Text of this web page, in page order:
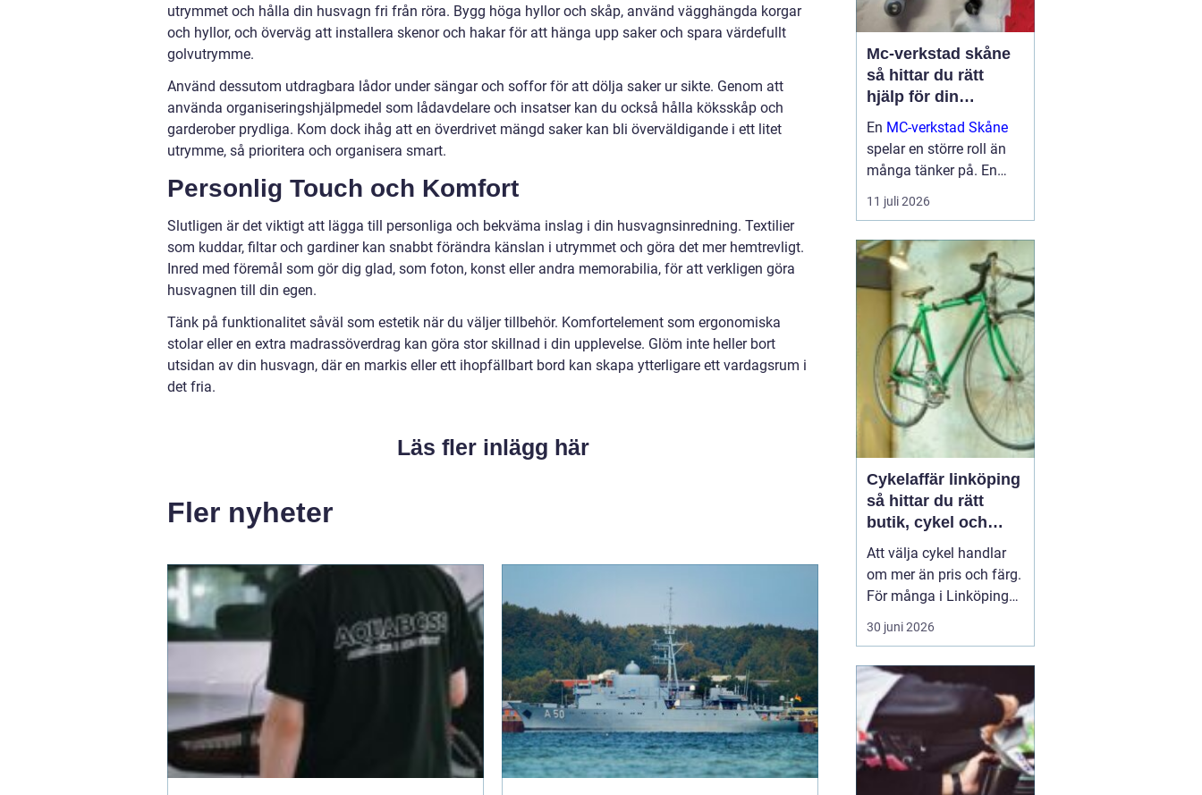
utrymmet och hålla din husvagn fri från röra. Bygg höga hyllor och skåp, använd vägghängda korgar
och hyllor, och överväg att installera skenor och hakar för att hänga upp saker och spara värdefullt
golvutrymme.
Använd dessutom utdragbara lådor under sängar och soffor för att dölja saker ur sikte. Genom att
använda organiseringshjälpmedel som lådavdelare och insatser kan du också hålla köksskåp och
garderober prydliga. Kom dock ihåg att en överdrivet mängd saker kan bli överväldigande i ett litet
utrymme, så prioritera och organisera smart.
Personlig Touch och Komfort
Slutligen är det viktigt att lägga till personliga och bekväma inslag i din husvagnsinredning. Textilier
som kuddar, filtar och gardiner kan snabbt förändra känslan i utrymmet och göra det mer hemtrevligt.
Inred med föremål som gör dig glad, som foton, konst eller andra memorabilia, för att verkligen göra
husvagnen till din egen.
Tänk på funktionalitet såväl som estetik när du väljer tillbehör. Komfortelement som ergonomiska
stolar eller en extra madrassöverdrag kan göra stor skillnad i din upplevelse. Glöm inte heller bort
utsidan av din husvagn, där en markis eller ett ihopfällbart bord kan skapa ytterligare ett vardagsrum i
det fria.
Läs fler inlägg här
Fler nyheter
Mc-verkstad skåne
så hittar du rätt
hjälp för din
motorcykel
En MC-verkstad Skåne
spelar en större roll än
många tänker på. En
välskött hoj är inte bara
en fråga om körglädje,
ekonomi och livslängd
på din motorcykel. För
den som kör mycket...
11 juli 2026
Cykelaffär linköping
så hittar du rätt
butik, cykel och
service
Att välja cykel handlar
om mer än pris och färg.
För många i Linköping
har cykeln blivit en viktig
del av vardagen för
fritid. En bracykelaffär
Linköpingkan göra ...
30 juni 2026